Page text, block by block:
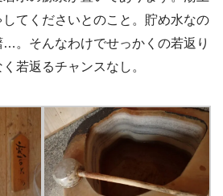
てくださいとのこと。貯め水なの
。そんなわけでせっかくの若返り
若返るチャンスなし。